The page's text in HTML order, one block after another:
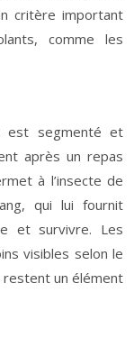
critère important
comme les
est segmenté et
après un repas
à l’insecte de
qui lui fournit
et survivre. Les
visibles selon le
restent un élément